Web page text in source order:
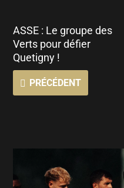
ASSE : Le groupe des
Verts pour défier
Quetigny !
PRÉCÉDENT